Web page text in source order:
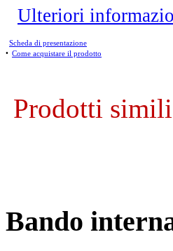
Ulteriori
Scheda di presentazione
• Come acquistare il prodotto
Prodotti simili
Bando